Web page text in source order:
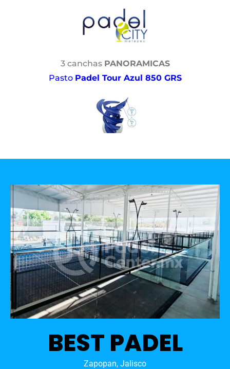
3 canchas PANORAMICAS
Pasto Padel Tour Azul 850 GRS
BEST PADEL
Zapopan, Jalisco